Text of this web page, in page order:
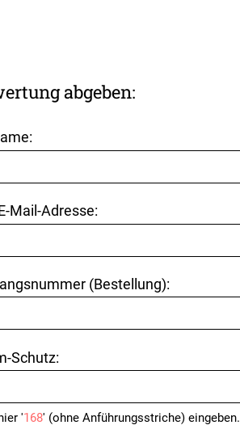
abgeben:
Mail-Adresse:
(Bestellung):
Schutz:
'168' (ohne Anführungsstriche) eingeben.